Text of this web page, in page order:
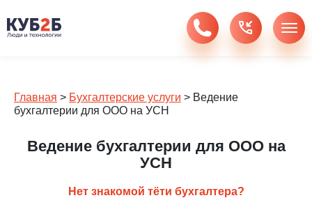
Главная > Бухгалтерские услуги > Ведение
бухгалтерии для ООО на УСН
Ведение бухгалтерии для ООО на
УСН
Нет знакомой тёти бухгалтера?